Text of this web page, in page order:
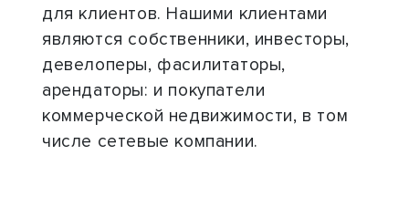
для клиентов. Нашими клиентами
являются собственники, инвесторы,
девелоперы, фасилитаторы,
арендаторы: и покупатели
коммерческой недвижимости, в том
числе сетевые компании.